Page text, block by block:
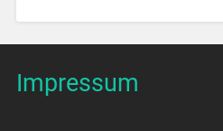
Impressum